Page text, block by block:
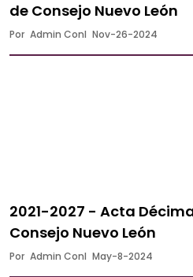
de Consejo Nuevo León
Por Admin Conl Nov-26-2024
2021-2027 - Acta
Consejo Nuevo León
Por Admin Conl May-8-2024